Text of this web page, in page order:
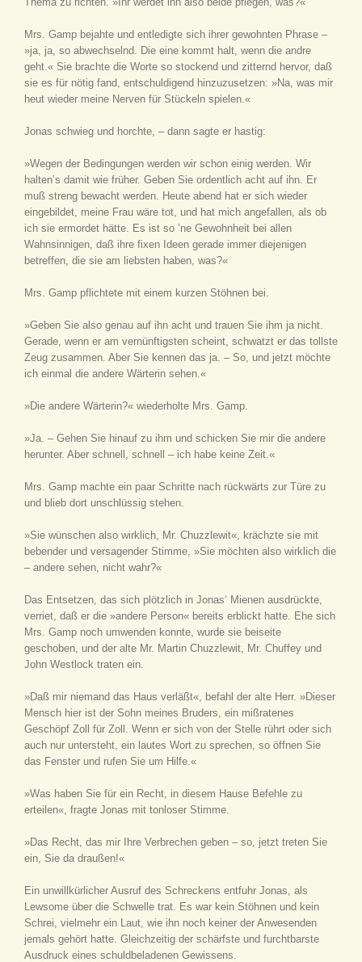
Mrs. Gamp bejahte und entledigte sich ihrer gewohnten Phrase –
»ja, ja, so abwechselnd. Die eine kommt halt, wenn die andre
geht.« Sie brachte die Worte so stockend und zitternd hervor, daß
sie es für nötig fand, entschuldigend hinzuzusetzen: »Na, was mir
heut wieder meine Nerven für Stückeln spielen.«
Jonas schwieg und horchte, – dann sagte er hastig:
»Wegen der Bedingungen werden wir schon einig werden. Wir
halten’s damit wie früher. Geben Sie ordentlich acht auf ihn. Er
muß streng bewacht werden. Heute abend hat er sich wieder
eingebildet, meine Frau wäre tot, und hat mich angefallen, als ob
ich sie ermordet hätte. Es ist so ’ne Gewohnheit bei allen
Wahnsinnigen, daß ihre fixen Ideen gerade immer diejenigen
betreffen, die sie am liebsten haben, was?«
Mrs. Gamp pflichtete mit einem kurzen Stöhnen bei.
»Geben Sie also genau auf ihn acht und trauen Sie ihm ja nicht.
Gerade, wenn er am vernünftigsten scheint, schwatzt er das tollste
Zeug zusammen. Aber Sie kennen das ja. – So, und jetzt möchte
ich einmal die andere Wärterin sehen.«
»Die andere Wärterin?« wiederholte Mrs. Gamp.
»Ja. – Gehen Sie hinauf zu ihm und schicken Sie mir die andere
herunter. Aber schnell, schnell – ich habe keine Zeit.«
Mrs. Gamp machte ein paar Schritte nach rückwärts zur Türe zu
und blieb dort unschlüssig stehen.
»Sie wünschen also wirklich, Mr. Chuzzlewit«, krächzte sie mit
bebender und versagender Stimme, »Sie möchten also wirklich die
– andere sehen, nicht wahr?«
Das Entsetzen, das sich plötzlich in Jonas‘ Mienen ausdrückte,
verriet, daß er die »andere Person« bereits erblickt hatte. Ehe sich
Mrs. Gamp noch umwenden konnte, wurde sie beiseite
geschoben, und der alte Mr. Martin Chuzzlewit, Mr. Chuffey und
John Westlock traten ein.
»Daß mir niemand das Haus verläßt«, befahl der alte Herr. »Dieser
Mensch hier ist der Sohn meines Bruders, ein mißratenes
Geschöpf Zoll für Zoll. Wenn er sich von der Stelle rührt oder sich
auch nur untersteht, ein lautes Wort zu sprechen, so öffnen Sie
das Fenster und rufen Sie um Hilfe.«
»Was haben Sie für ein Recht, in diesem Hause Befehle zu
erteilen«, fragte Jonas mit tonloser Stimme.
»Das Recht, das mir Ihre Verbrechen geben – so, jetzt treten Sie
ein, Sie da draußen!«
Ein unwillkürlicher Ausruf des Schreckens entfuhr Jonas, als
Lewsome über die Schwelle trat. Es war kein Stöhnen und kein
Schrei, vielmehr ein Laut, wie ihn noch keiner der Anwesenden
jemals gehört hatte. Gleichzeitig der schärfste und furchtbarste
Ausdruck eines schuldbeladenen Gewissens.